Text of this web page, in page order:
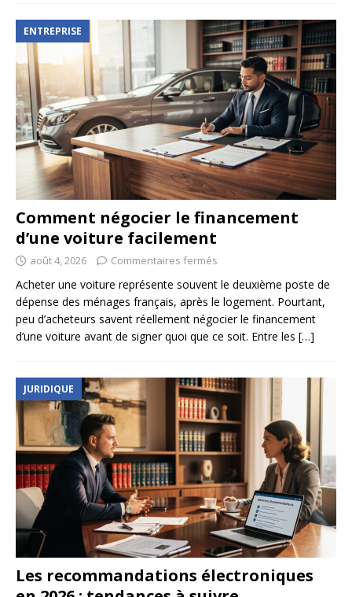
ENTREPRISE
Comment négocier le financement
d’une voiture facilement
août 4, 2026 Commentaires fermés
Acheter une voiture représente souvent le deuxième poste de
dépense des ménages français, après le logement. Pourtant,
peu d’acheteurs savent réellement négocier le financement
d’une voiture avant de signer quoi que ce soit. Entre les […]
JURIDIQUE
Les recommandations électroniques